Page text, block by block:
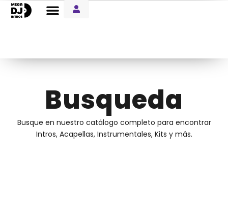
Busqueda
Busque en nuestro catálogo completo para encontrar
Intros, Acapellas, Instrumentales, Kits y más.